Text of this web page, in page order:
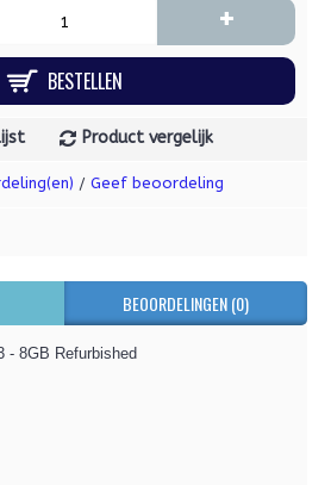
+
BESTELLEN
Product vergelijk
/ Geef beoordeling
BEOORDELINGEN (0)
- 8GB Refurbished